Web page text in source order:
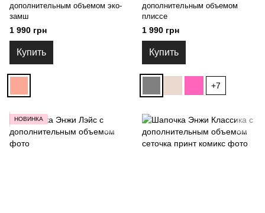
дополнительным объемом эко-
замш
1 990 грн
Купить
дополнительным объемом
плиссе
1 990 грн
Купить
+7
НОВИНКА